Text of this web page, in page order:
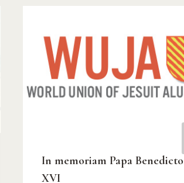
In memoriam Papa Benedicto
XVI